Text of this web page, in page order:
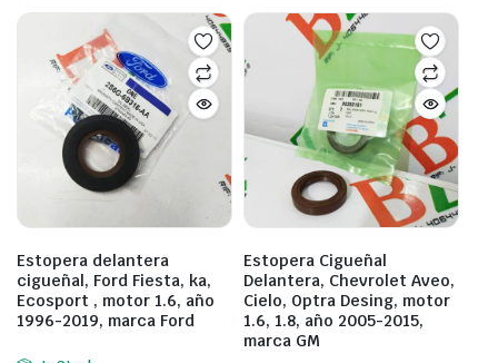
Estopera delantera
cigueñal, Ford Fiesta, ka,
Ecosport , motor 1.6, año
1996-2019, marca Ford
Estopera Cigueñal
Delantera, Chevrolet Aveo,
Cielo, Optra Desing, motor
1.6, 1.8, año 2005-2015,
marca GM